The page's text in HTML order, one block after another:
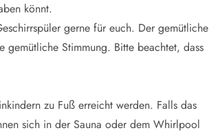
könnt.
gerne für euch. Der gemütliche
gemütliche Stimmung. Bitte beachtet, dass
zu Fuß erreicht werden. Falls das
sich in der Sauna oder dem Whirlpool